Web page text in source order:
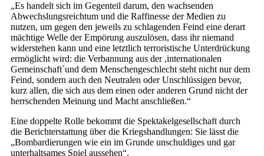
„Es handelt sich im Gegenteil darum, den wachsenden
Abwechslungsreichtum und die Raffinesse der Medien zu
nutzen, um gegen den jeweils zu schlagenden Feind eine derart
mächtige Welle der Empörung auszulösen, dass ihr niemand
widerstehen kann und eine letztlich terroristische Unterdrückung
ermöglicht wird: die Verbannung aus der ,internationalen
Gemeinschaft´und dem Menschengeschlecht steht nicht nur dem
Feind, sondern auch den Neutralen oder Unschlüssigen bevor,
kurz allen, die sich aus dem einen oder anderen Grund nicht der
herrschenden Meinung und Macht anschließen.“
Eine doppelte Rolle bekommt die Spektakelgesellschaft durch
die Berichterstattung über die Kriegshandlungen: Sie lässt die
„Bombardierungen wie ein im Grunde unschuldiges und gar
unterhaltsames Spiel aussehen“.